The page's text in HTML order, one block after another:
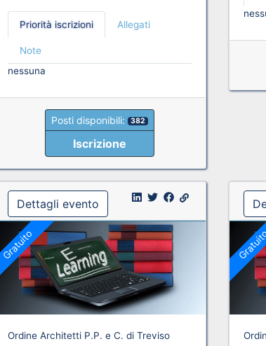
Priorità iscrizioni Allegati
Note
nessuna
Posti disponibili: 382
Iscrizione
Dettagli evento
Gratuito
Ordine Architetti P.P. e C. di Treviso